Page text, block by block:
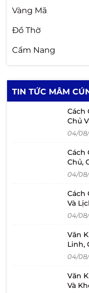
Vàng Mã
Đồ Thờ
Cẩm Nang
TIN TỨC MÂM
Cách
Chủ
04/
Cách
Chủ,
04/
Cách
Và
04/
Văn
Linh,
04/
Văn
Và